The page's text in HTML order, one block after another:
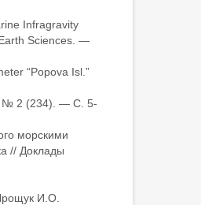
Infragravity
Sciences. —
“Popova Isl.”
№ 2 (234). — С. 5-
морскими
// Доклады
И.О.